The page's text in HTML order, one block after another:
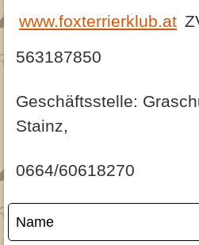
Archiv 2015
Archiv 2014
Archiv 2012
Trimmanleitung
Glatthaar
Archiv
Archiv 2015
Fotogalerie
Beitrittserklärung
Kontakt
www.foxterrierklub.at
563187850
Geschäftsstelle:
Stainz,
0664/60618270
Name